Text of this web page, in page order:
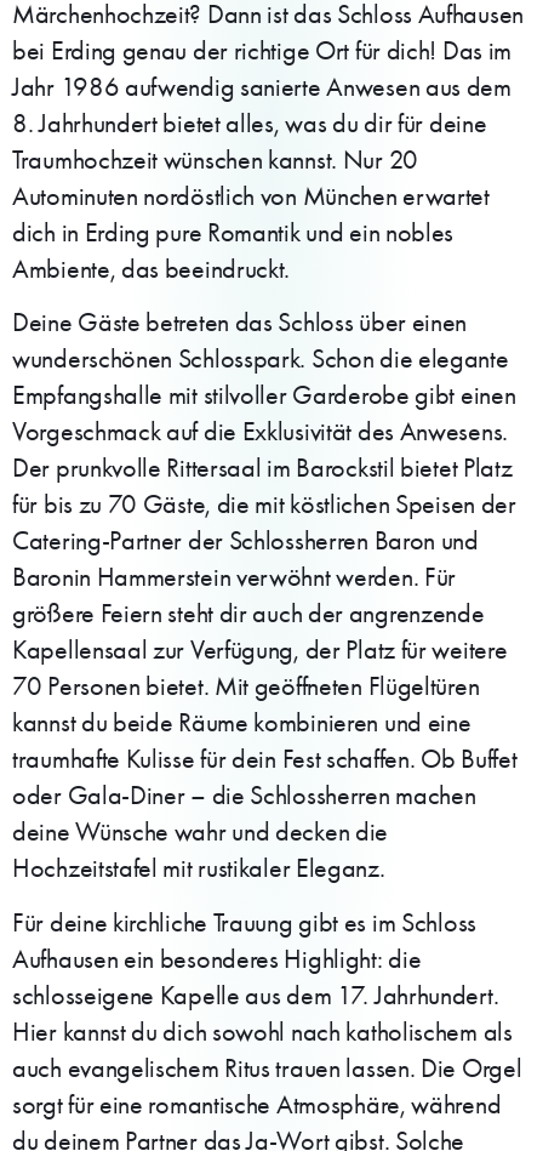
Märchenhochzeit? Dann ist das Schloss Aufhausen
bei Erding genau der richtige Ort für dich! Das im
Jahr 1986 aufwendig sanierte Anwesen aus dem
8. Jahrhundert bietet alles, was du dir für deine
Traumhochzeit wünschen kannst. Nur 20
Autominuten nordöstlich von München erwartet
dich in Erding pure Romantik und ein nobles
Ambiente, das beeindruckt.
Deine Gäste betreten das Schloss über einen
wunderschönen Schlosspark. Schon die elegante
Empfangshalle mit stilvoller Garderobe gibt einen
Vorgeschmack auf die Exklusivität des Anwesens.
Der prunkvolle Rittersaal im Barockstil bietet Platz
für bis zu 70 Gäste, die mit köstlichen Speisen der
Catering-Partner der Schlossherren Baron und
Baronin Hammerstein verwöhnt werden. Für
größere Feiern steht dir auch der angrenzende
Kapellensaal zur Verfügung, der Platz für weitere
70 Personen bietet. Mit geöffneten Flügeltüren
kannst du beide Räume kombinieren und eine
traumhafte Kulisse für dein Fest schaffen. Ob Buffet
oder Gala-Diner – die Schlossherren machen
deine Wünsche wahr und decken die
Hochzeitstafel mit rustikaler Eleganz.
Für deine kirchliche Trauung gibt es im Schloss
Aufhausen ein besonderes Highlight: die
schlosseigene Kapelle aus dem 17. Jahrhundert.
Hier kannst du dich sowohl nach katholischem als
auch evangelischem Ritus trauen lassen. Die Orgel
sorgt für eine romantische Atmosphäre, während
du deinem Partner das Ja-Wort gibst. Solche